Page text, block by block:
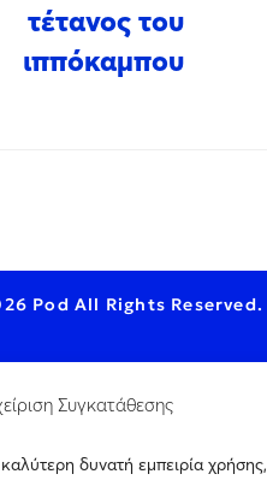
Συγκατάθεσης
δυνατή εμπειρία χρήσης,
τέτανος του
ιππόκαμπου
Pod All Rights Reserved.